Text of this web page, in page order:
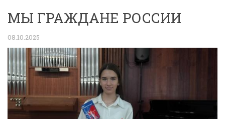
МЫ ГРАЖДАНЕ РОССИИ
08.10.2025